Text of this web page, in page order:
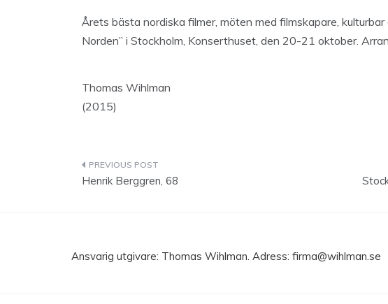
Årets bästa nordiska filmer, möten med filmskapare,
Norden” i Stockholm, Konserthuset, den 20-21 oktober.
Thomas Wihlman
(2015)
Inläggsnavigering
Henrik Berggren, 68
Ansvarig utgivare: Thomas Wihlman. Adress: firma@wihlman.se